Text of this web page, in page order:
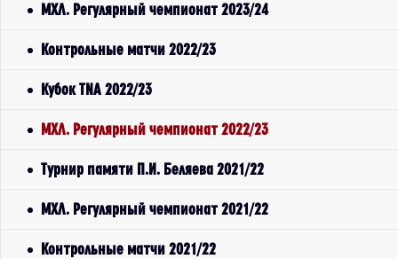
МХЛ. Регулярный чемпионат 2023/24
Контрольные матчи 2022/23
Кубок TNA 2022/23
МХЛ. Регулярный чемпионат 2022/23
Турнир памяти П.И. Беляева 2021/22
МХЛ. Регулярный чемпионат 2021/22
Контрольные матчи 2021/22